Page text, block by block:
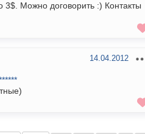
3$. Можно договорить :) Контакты
14.04.2012